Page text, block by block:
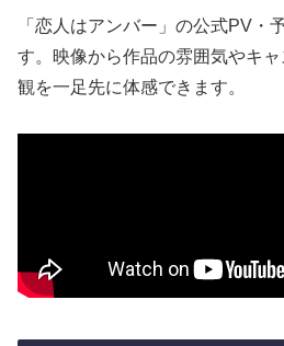
「恋人はアンバー」の公式PV・
す。映像から作品の雰囲気やキ
観を一足先に体感できます。